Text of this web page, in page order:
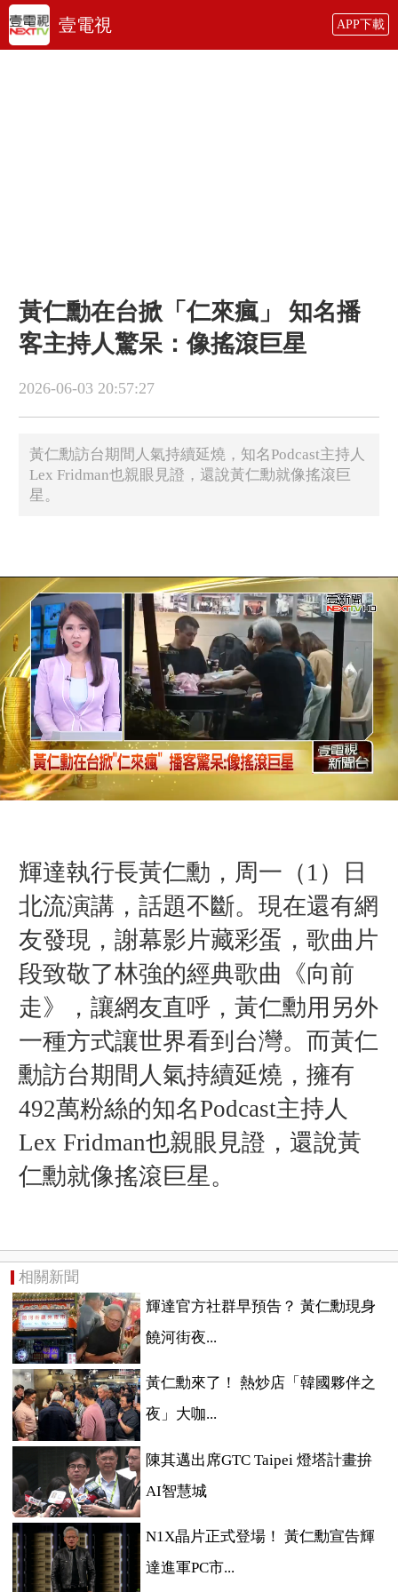
壹電視 APP下載
黃仁勳在台掀「仁來瘋」 知名播
客主持人驚呆：像搖滾巨星
2026-06-03 20:57:27
黃仁勳訪台期間人氣持續延燒，知名Podcast主持人
Lex Fridman也親眼見證，還說黃仁勳就像搖滾巨
星。
輝達執行長黃仁勳，周一（1）日
北流演講，話題不斷。現在還有網
友發現，謝幕影片藏彩蛋，歌曲片
段致敬了林強的經典歌曲《向前
走》，讓網友直呼，黃仁勳用另外
一種方式讓世界看到台灣。而黃仁
勳訪台期間人氣持續延燒，擁有
492萬粉絲的知名Podcast主持人
Lex Fridman也親眼見證，還說黃
仁勳就像搖滾巨星。
相關新聞
輝達官方社群早預告？ 黃仁勳現身
饒河街夜...
黃仁勳來了！ 熱炒店「韓國夥伴之
夜」大咖...
陳其邁出席GTC Taipei 燈塔計畫拚
AI智慧城
N1X晶片正式登場！ 黃仁勳宣告輝
達進軍PC市...